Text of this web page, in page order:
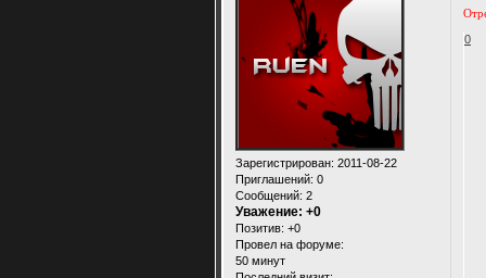
Зарегистрирован: 2011-08-22
Приглашений: 0
Сообщений: 2
Уважение: +0
Позитив: +0
Провел на форуме:
50 минут
0